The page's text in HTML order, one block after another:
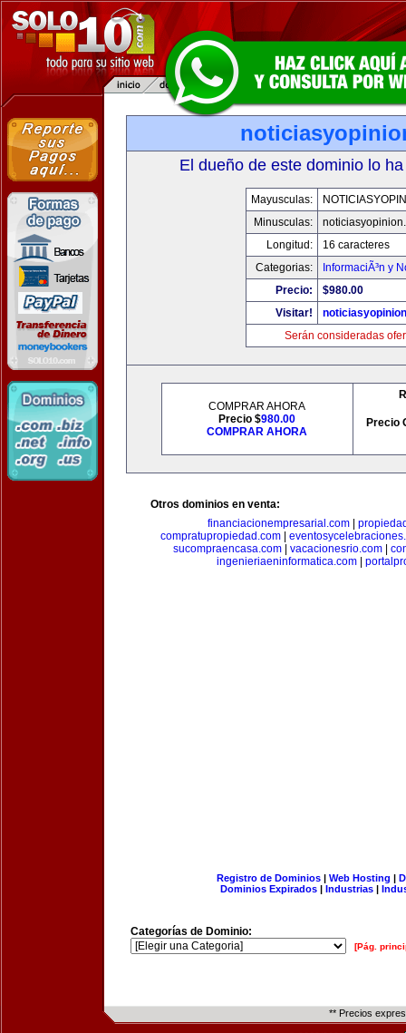
El dueño de este dominio lo
Mayusculas:
Minusculas:
Longitud:
16 caracteres
Categorias:
InformaciÃ³n y
Precio:
$980.00
Visitar!
Serán consideradas
COMPRAR AHORA
Precio $980.00
COMPRAR AHORA
Precio
Otros dominios en venta:
financiacionempresarial.com
compratupropiedad.com
sucompraencasa.com| vacacionesrio.com|
ingenieriaeninformatica.com|
Registro de Dominios| Web Hosting |
Dominios Expirados | Industrias |
Categorías de Dominio:
[Pág.
** Precios